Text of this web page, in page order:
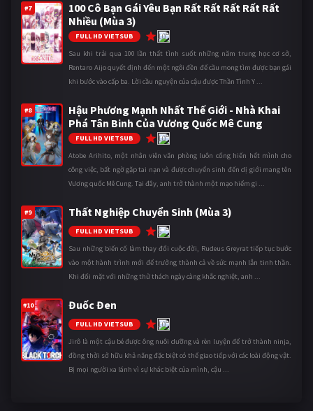
#7
100 Cô Bạn Gái Yêu Bạn Rất Rất Rất Rất Rất
Nhiều (Mùa 3)
FULL HD VIETSUB 10
Sau khi trải qua 100 lần thất tình suốt những năm trung học cơ sở,
Rentaro Aijo quyết định đến một ngôi đền để cầu mong tìm được bạn gái
khi bước vào cấp ba. Lời cầu nguyện của cậu được Thần Tình Y ...
#8
Hậu Phương Mạnh Nhất Thế Giới - Nhà Khai
Phá Tân Binh Của Vương Quốc Mê Cung
FULL HD VIETSUB 10
Atobe Arihito, một nhân viên văn phòng luôn cống hiến hết mình cho
công việc, bất ngờ gặp tai nạn và được chuyển sinh đến dị giới mang tên
Vương quốc Mê Cung. Tại đây, anh trở thành một mạo hiểm gi ...
#9 Thất Nghiệp Chuyển Sinh (Mùa 3)
FULL HD VIETSUB 5
Sau những biến cố làm thay đổi cuộc đời, Rudeus Greyrat tiếp tục bước
vào một hành trình mới để trưởng thành cả về sức mạnh lẫn tinh thần.
Khi đối mặt với những thử thách ngày càng khắc nghiệt, anh ...
#10 Đuốc Đen
FULL HD VIETSUB 10
Jirô là một cậu bé được ông nuôi dưỡng và rèn luyện để trở thành ninja,
đồng thời sở hữu khả năng đặc biệt có thể giao tiếp với các loài động vật.
Bị mọi người xa lánh vì sự khác biệt của mình, cậu ...